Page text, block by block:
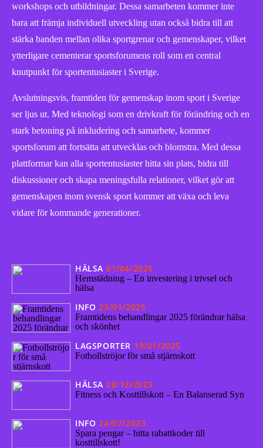
workshops och utbildningar. Dessa samarbeten kommer inte
bara att främja individuell utveckling utan också bidra till att
stärka banden mellan olika sportgrenar och gemenskaper, vilket
ytterligare cementerar sportsforumens roll som en central
knutpunkt för sportentusiaster i Sverige.
Avslutningsvis, framtiden för gemenskap inom sport i Sverige
ser ljus ut. Med teknologi som en drivkraft för förändring och en
stark betoning på inkludering och samarbete, kommer
sportsforum att fortsätta att utvecklas och blomstra. Med dessa
plattformar kan alla sportentusiaster hitta sin plats, bidra till
diskussioner och skapa meningsfulla relationer, vilket gör att
gemenskapen inom svensk sport kommer att växa och leva
vidare för kommande generationer.
HÄLSA 01/04/2025
Hemstädning – En investering i trivsel och
hälsa
INFO 23/01/2025
Framtidens behandlingar 2025 förändrar hälsa
och skönhet
LAGSPORTER 19/01/2025
Fotbollströjor för små stjärnskott
HÄLSA 28/12/2023
Fitness och Kosttillskott – En Balanserad Syn
INFO 24/07/2023
Spara pengar – hitta rabattkoder till
kosttillskott!